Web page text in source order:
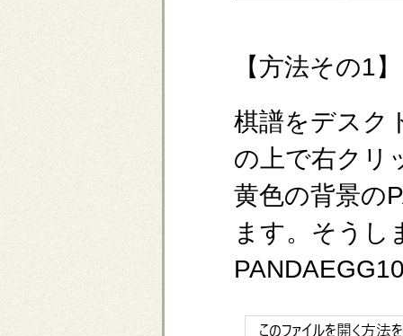
【方法その1】
棋譜をデスク
の上で右クリ
黄色の背景の
ます。そうし